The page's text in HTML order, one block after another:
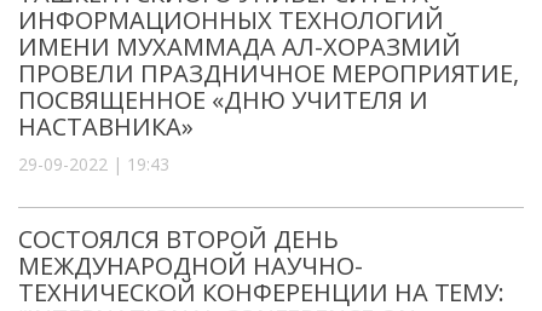
ИНФОРМАЦИОННЫХ ТЕХНОЛОГИЙ
ИМЕНИ МУХАММАДА АЛ-ХОРАЗМИЙ
ПРОВЕЛИ ПРАЗДНИЧНОЕ МЕРОПРИЯТИЕ,
ПОСВЯЩЕННОЕ «ДНЮ УЧИТЕЛЯ И
НАСТАВНИКА»
29-09-2022 | 19:43
СОСТОЯЛСЯ ВТОРОЙ ДЕНЬ
МЕЖДУНАРОДНОЙ НАУЧНО-
ТЕХНИЧЕСКОЙ КОНФЕРЕНЦИИ НА ТЕМУ: